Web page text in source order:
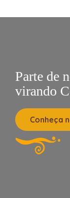
Parte de
virando
Conheça